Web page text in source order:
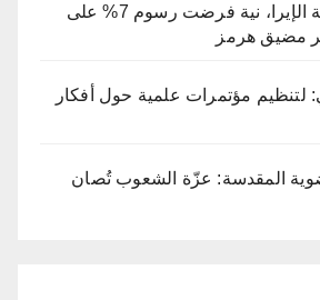
الجمهورية الإسلامية الإيرا، نية فرضت رسوم 7% على
مضيق هرمز
لتنظيم مؤتمرات علمية حول أفكار
المقدسة: عزّة الشعوب تُصان